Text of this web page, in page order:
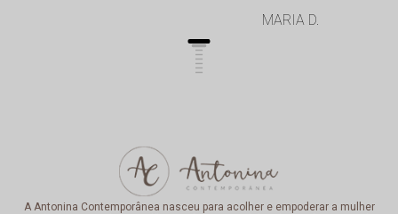
Profissionalismo de
MARIA D.
A Antonina Contemporânea nasceu para acolher e empoderar a mulher